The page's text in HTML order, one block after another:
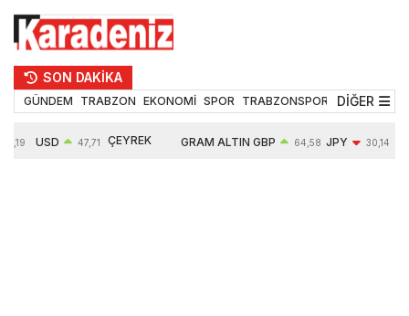
SON DAKİKA
GÜNDEM TRABZON EKONOMİ SPOR TRABZONSPOR TEKNOLOJİ
DİĞER
USD 47,71 ÇEYREK GRAM ALTIN GBP 64,58 JPY 30,14